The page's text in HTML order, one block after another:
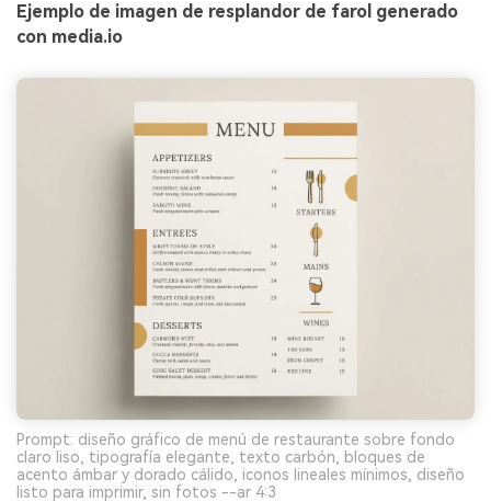
Ejemplo de imagen de resplandor de farol generado
con media.io
Prompt: diseño gráfico de menú de restaurante sobre fondo
claro liso, tipografía elegante, texto carbón, bloques de
acento ámbar y dorado cálido, iconos lineales mínimos, diseño
listo para imprimir, sin fotos --ar 4:3